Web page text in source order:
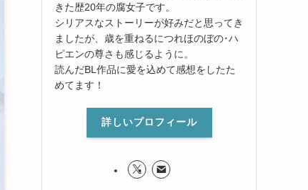
きた歴20年の腐女子です。
シリアスなストーリーが好みだと思ってき
ましたが、歳を重ねるにつれほのぼの･ハ
ピエンの尊さも感じるように。
読んだBL作品に愛を込めて感想をしたた
めてます！
詳しいプロフィール